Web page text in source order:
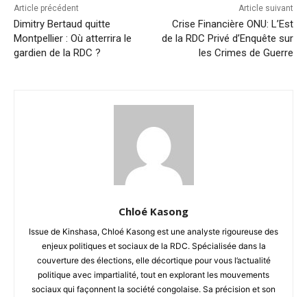
Article précédent
Dimitry Bertaud quitte
Montpellier : Où atterrira le
gardien de la RDC ?
Article suivant
Crise Financière ONU: L’Est
de la RDC Privé d’Enquête sur
les Crimes de Guerre
Chloé Kasong
Issue de Kinshasa, Chloé Kasong est une analyste rigoureuse des
enjeux politiques et sociaux de la RDC. Spécialisée dans la
couverture des élections, elle décortique pour vous l’actualité
politique avec impartialité, tout en explorant les mouvements
sociaux qui façonnent la société congolaise. Sa précision et son